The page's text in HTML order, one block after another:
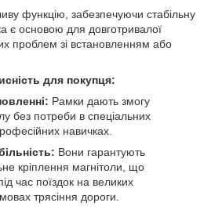
функцію, забезпечуючи стабільну
є основою для довготривалої
проблем зі встановленням або
для покупця:
Рамки дають змогу
без потреби в спеціальних
навичках.
Вони гарантують
кріплення магнітоли, що
час поїздок на великих
трясіння дороги.